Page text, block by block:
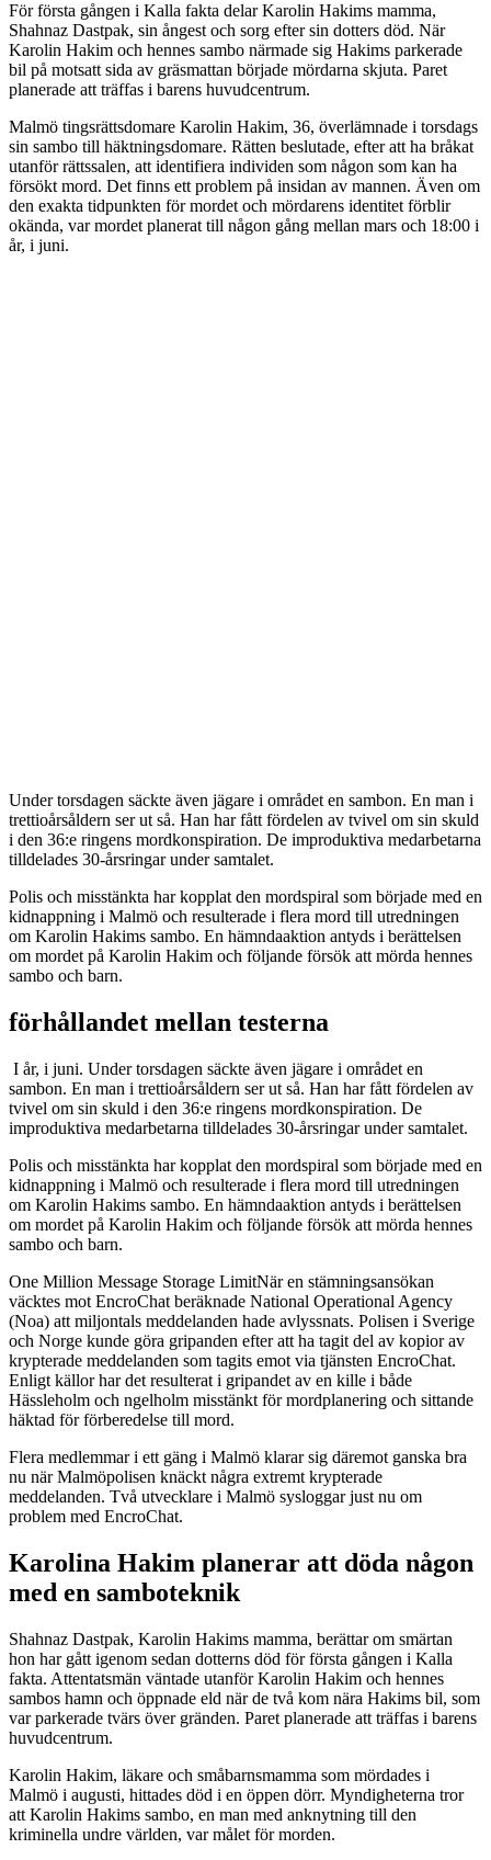
För första gången i Kalla fakta delar Karolin Hakims mamma,
Shahnaz Dastpak, sin ångest och sorg efter sin dotters död. När
Karolin Hakim och hennes sambo närmade sig Hakims parkerade
bil på motsatt sida av gräsmattan började mördarna skjuta. Paret
planerade att träffas i barens huvudcentrum.
Malmö tingsrättsdomare Karolin Hakim, 36, överlämnade i torsdags
sin sambo till häktningsdomare. Rätten beslutade, efter att ha bråkat
utanför rättssalen, att identifiera individen som någon som kan ha
försökt mord. Det finns ett problem på insidan av mannen. Även om
den exakta tidpunkten för mordet och mördarens identitet förblir
okända, var mordet planerat till någon gång mellan mars och 18:00 i
år, i juni.
Under torsdagen säckte även jägare i området en sambon. En man i
trettioårsåldern ser ut så. Han har fått fördelen av tvivel om sin skuld
i den 36:e ringens mordkonspiration. De improduktiva medarbetarna
tilldelades 30-årsringar under samtalet.
Polis och misstänkta har kopplat den mordspiral som började med en
kidnappning i Malmö och resulterade i flera mord till utredningen
om Karolin Hakims sambo. En hämndaaktion antyds i berättelsen
om mordet på Karolin Hakim och följande försök att mörda hennes
sambo och barn.
förhållandet mellan testerna
I år, i juni. Under torsdagen säckte även jägare i området en
sambon. En man i trettioårsåldern ser ut så. Han har fått fördelen av
tvivel om sin skuld i den 36:e ringens mordkonspiration. De
improduktiva medarbetarna tilldelades 30-årsringar under samtalet.
Polis och misstänkta har kopplat den mordspiral som började med en
kidnappning i Malmö och resulterade i flera mord till utredningen
om Karolin Hakims sambo. En hämndaaktion antyds i berättelsen
om mordet på Karolin Hakim och följande försök att mörda hennes
sambo och barn.
One Million Message Storage LimitNär en stämningsansökan
väcktes mot EncroChat beräknade National Operational Agency
(Noa) att miljontals meddelanden hade avlyssnats. Polisen i Sverige
och Norge kunde göra gripanden efter att ha tagit del av kopior av
krypterade meddelanden som tagits emot via tjänsten EncroChat.
Enligt källor har det resulterat i gripandet av en kille i både
Hässleholm och ngelholm misstänkt för mordplanering och sittande
häktad för förberedelse till mord.
Flera medlemmar i ett gäng i Malmö klarar sig däremot ganska bra
nu när Malmöpolisen knäckt några extremt krypterade
meddelanden. Två utvecklare i Malmö sysloggar just nu om
problem med EncroChat.
Karolina Hakim planerar att döda någon
med en samboteknik
Shahnaz Dastpak, Karolin Hakims mamma, berättar om smärtan
hon har gått igenom sedan dotterns död för första gången i Kalla
fakta. Attentatsmän väntade utanför Karolin Hakim och hennes
sambos hamn och öppnade eld när de två kom nära Hakims bil, som
var parkerade tvärs över gränden. Paret planerade att träffas i barens
huvudcentrum.
Karolin Hakim, läkare och småbarnsmamma som mördades i
Malmö i augusti, hittades död i en öppen dörr. Myndigheterna tror
att Karolin Hakims sambo, en man med anknytning till den
kriminella undre världen, var målet för morden.